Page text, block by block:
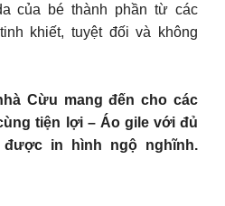
của bé thành phần từ các
khiết, tuyệt đối và không
Cừu mang đến cho các
tiện lợi – Áo gile với đủ
in hình ngộ nghĩnh.